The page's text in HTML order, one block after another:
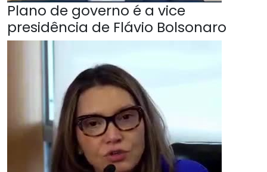
Plano de governo é a vice
presidência de Flávio Bolsonaro